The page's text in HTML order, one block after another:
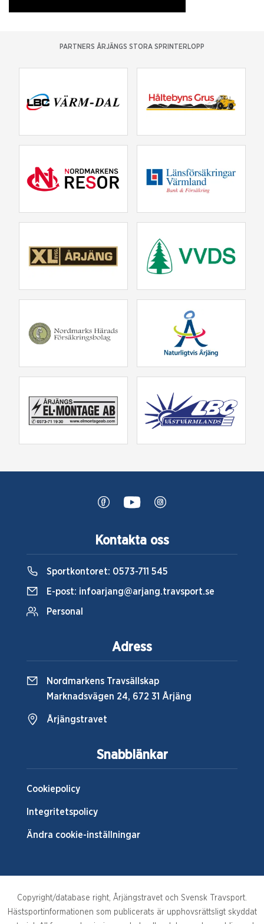
PARTNERS ÅRJÄNGS STORA SPRINTERLOPP
Snabblänkar
Cookiepolicy
Integritetspolicy
Ändra cookie-inställningar
Kontakta oss
Sportkontoret: 0573-711 545
E-post: infoarjang@arjang.travsport.se
Personal
Adress
Nordmarkens Travsällskap
Marknadsvägen 24, 672 31 Årjäng
Årjängstravet
Copyright/database right, Årjängstravet och Svensk Travsport.
Hästsportinformationen som publicerats är upphovsrättsligt skyddat